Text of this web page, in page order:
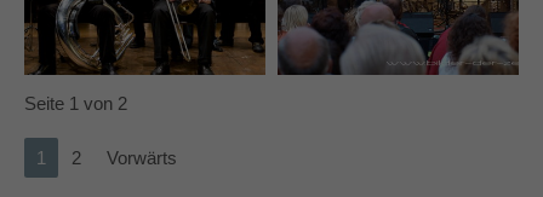
Seite 1 von 2
1 2 Vorwärts